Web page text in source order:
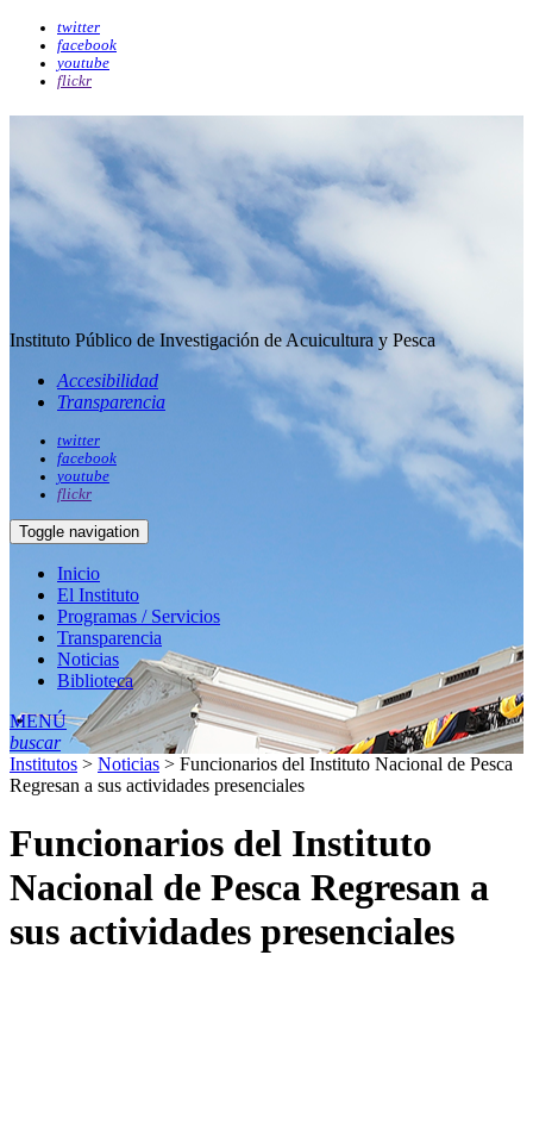
twitter
facebook
youtube
flickr
Instituto Público de Investigación de Acuicultura y Pesca
Accesibilidad
Transparencia
twitter
facebook
youtube
flickr
Toggle navigation
Inicio
El Instituto
Programas / Servicios
Transparencia
Noticias
Biblioteca
MENÚ
buscar
Institutos > Noticias > Funcionarios del Instituto Nacional de Pesca
Regresan a sus actividades presenciales
Funcionarios del Instituto
Nacional de Pesca Regresan a
sus actividades presenciales